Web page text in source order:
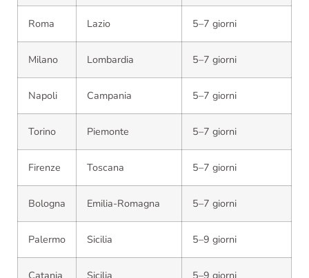
Roma Lazio 5–7 giorni
Milano Lombardia 5–7 giorni
Napoli Campania 5–7 giorni
Torino Piemonte 5–7 giorni
Firenze Toscana 5–7 giorni
Bologna Emilia-Romagna 5–7 giorni
Palermo Sicilia 5–9 giorni